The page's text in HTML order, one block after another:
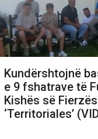
Kundërshtojnë
e 9 fshatrave të
Kishës së
‘Territoriales’